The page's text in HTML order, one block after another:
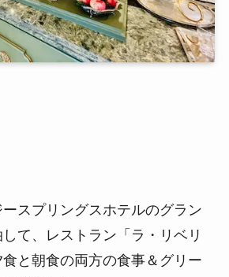
スプリングスホテルのグラン
して、レストラン「ラ・リベリ
と朝食の両方の食事＆グリー